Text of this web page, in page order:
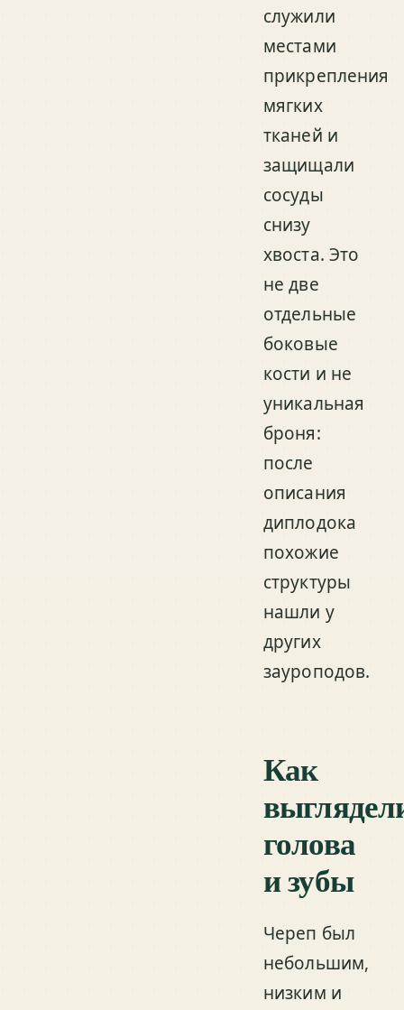
служили
местами
прикрепления
мягких
тканей и
защищали
сосуды
снизу
хвоста. Это
не две
отдельные
боковые
кости и не
уникальная
броня:
после
описания
диплодока
похожие
структуры
нашли у
других
зауроподов.
Как
голова
и зубы
Череп был
небольшим,
низким и